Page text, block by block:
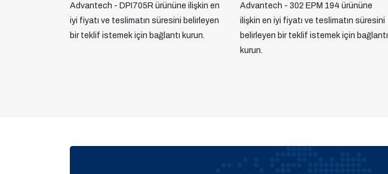
Advantech - DPI705R ürününe ilişkin en
iyi fiyatı ve teslimatın süresini belirleyen
bir teklif istemek için bağlantı kurun.
Advantech - 302 EPM 194 ürününe
ilişkin en iyi fiyatı ve teslimatın süresini
belirleyen bir teklif istemek için bağlantı
kurun.